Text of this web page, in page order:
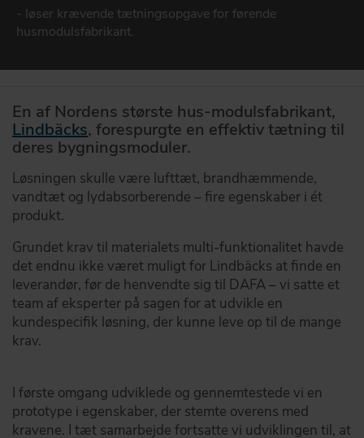
- løser krævende tætningsopgave for førende
husmodulsfabrikant.
En af Nordens største hus-modulsfabrikant,
Lindbäcks, forespurgte en effektiv tætning til
deres bygningsmoduler.
Løsningen skulle være lufttæt, brandhæmmende,
vandtæt og lydabsorberende – fire egenskaber i ét
produkt.
Grundet krav til materialets multi-funktionalitet havde
det endnu ikke været muligt for Lindbäcks at finde en
leverandør, før de henvendte sig til DAFA – vi satte et
team af eksperter på sagen for at udvikle en
kundespecifik løsning, der kunne leve op til de mange
krav.
I første omgang udviklede og gennemtestede vi en
prototype i egenskaber, der stemte overens med
kravene. I tæt samarbejde fortsatte vi udviklingen til, at
DOWNLOAD
DAFA GROUP